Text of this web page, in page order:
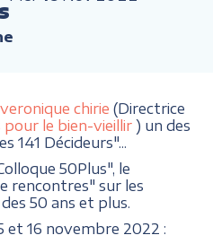
veronique chirie (Directrice
pour le bien-vieillir) un des
141 Décideurs"...
50Plus", le
rencontres" sur les
50 ans et plus.
et 16 novembre 2022 :